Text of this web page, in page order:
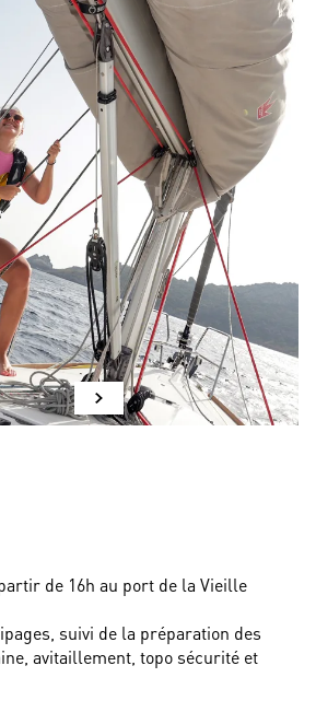
de 16h au port de la Vieille
suivi de la préparation des
avitaillement, topo sécurité et